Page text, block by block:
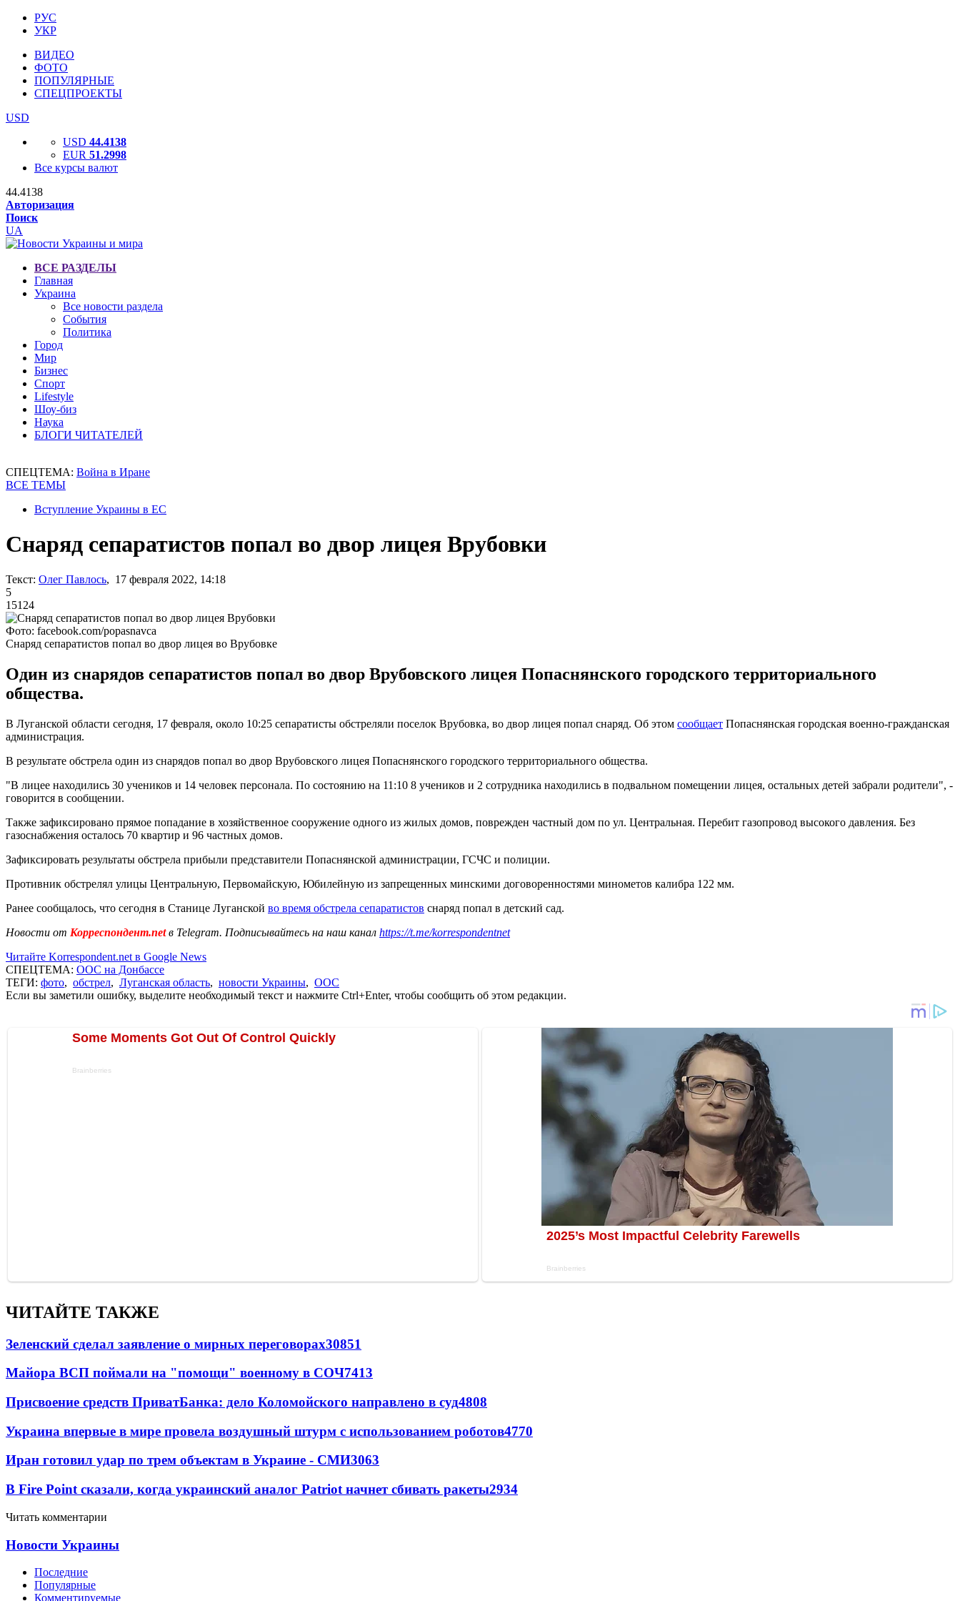
РУС
УКР
ВИДЕО
ФОТО
ПОПУЛЯРНЫЕ
СПЕЦПРОЕКТЫ
USD
USD 44.4138
EUR 51.2998
Все курсы валют
44.4138
Авторизация
Поиск
UA
ВСЕ РАЗДЕЛЫ
Главная
Украина
Все новости раздела
События
Политика
Город
Мир
Бизнес
Спорт
Lifestyle
Шоу-биз
Наука
БЛОГИ ЧИТАТЕЛЕЙ
СПЕЦТЕМА: Война в Иране
ВСЕ ТЕМЫ
Вступление Украины в ЕС
Снаряд сепаратистов попал во двор лицея Врубовки
Текст: Олег Павлось, 17 февраля 2022, 14:18
5
15124
Фото: facebook.com/popasnavca
Снаряд сепаратистов попал во двор лицея во Врубовке
Один из снарядов сепаратистов попал во двор Врубовского лицея Попаснянского городского территориального
общества.
В Луганской области сегодня, 17 февраля, около 10:25 сепаратисты обстреляли поселок Врубовка, во двор лицея попал снаряд. Об этом сообщает Попаснянская городская военно-гражданская
администрация.
В результате обстрела один из снарядов попал во двор Врубовского лицея Попаснянского городского территориального общества.
"В лицее находились 30 учеников и 14 человек персонала. По состоянию на 11:10 8 учеников и 2 сотрудника находились в подвальном помещении лицея, остальных детей забрали родители", -
говорится в сообщении.
Также зафиксировано прямое попадание в хозяйственное сооружение одного из жилых домов, поврежден частный дом по ул. Центральная. Перебит газопровод высокого давления. Без
газоснабжения осталось 70 квартир и 96 частных домов.
Зафиксировать результаты обстрела прибыли представители Попаснянской администрации, ГСЧС и полиции.
Противник обстрелял улицы Центральную, Первомайскую, Юбилейную из запрещенных минскими договоренностями минометов калибра 122 мм.
Ранее сообщалось, что сегодня в Станице Луганской во время обстрела сепаратистов снаряд попал в детский сад.
Новости от Корреспондент.netв Telegram. Подписывайтесь на наш канал https://t.me/korrespondentnet
Читайте Korrespondent.net в Google News
СПЕЦТЕМА: ООС на Донбассе
ТЕГИ: фото, обстрел, Луганская область, новости Украины, ООС
Если вы заметили ошибку, выделите необходимый текст и нажмите Ctrl+Enter, чтобы сообщить об этом редакции.
ЧИТАЙТЕ ТАКЖЕ
Зеленский сделал заявление о мирных переговорах30851
Майора ВСП поймали на "помощи" военному в СОЧ7413
Присвоение средств ПриватБанка: дело Коломойского направлено в суд4808
Украина впервые в мире провела воздушный штурм с использованием роботов4770
Иран готовил удар по трем объектам в Украине - СМИ3063
В Fire Point сказали, когда украинский аналог Patriot начнет сбивать ракеты2934
Читать комментарии
Новости Украины
Последние
Популярные
Комментируемые